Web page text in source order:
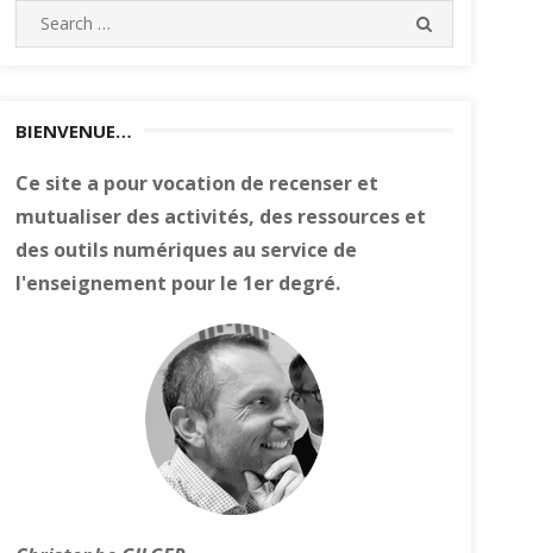
Search
for:
BIENVENUE…
Ce site a pour vocation de recenser et
mutualiser des activités, des ressources et
des outils numériques au service de
l'enseignement pour le 1er degré.